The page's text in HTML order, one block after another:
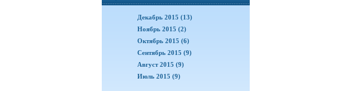
Декабрь 2015 (13)
Ноябрь 2015 (2)
Октябрь 2015 (6)
Сентябрь 2015 (9)
Август 2015 (9)
Июль 2015 (9)